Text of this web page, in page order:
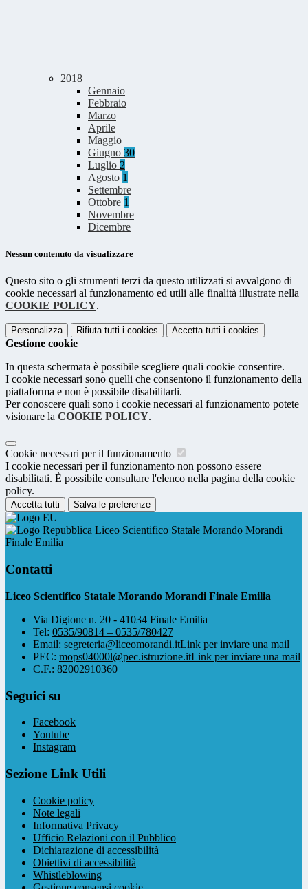
2018
Gennaio
Febbraio
Marzo
Aprile
Maggio
Giugno 30
Luglio 2
Agosto 1
Settembre
Ottobre 1
Novembre
Dicembre
Nessun contenuto da visualizzare
Questo sito o gli strumenti terzi da questo utilizzati si avvalgono di
cookie necessari al funzionamento ed utili alle finalità illustrate nella
COOKIE POLICY.
Personalizza Rifiuta tutti i cookies Accetta tutti i cookies
Gestione cookie
In questa schermata è possibile scegliere quali cookie consentire.
I cookie necessari sono quelli che consentono il funzionamento della
piattaforma e non è possibile disabilitarli.
Per conoscere quali sono i cookie necessari al funzionamento potete
visionare la COOKIE POLICY.
Cookie necessari per il funzionamento
I cookie necessari per il funzionamento non possono essere
disabilitati. È possibile consultare l'elenco nella pagina della cookie
policy.
Accetta tutti Salva le preferenze
Liceo Scientifico Statale Morando Morandi
Finale Emilia
Contatti
Liceo Scientifico Statale Morando Morandi Finale Emilia
Via Digione n. 20 - 41034 Finale Emilia
Tel: 0535/90814 – 0535/780427
Email: segreteria@liceomorandi.itLink per inviare una mail
PEC: mops04000l@pec.istruzione.itLink per inviare una mail
C.F.: 82002910360
Seguici su
Facebook
Youtube
Instagram
Sezione Link Utili
Cookie policy
Note legali
Informativa Privacy
Ufficio Relazioni con il Pubblico
Dichiarazione di accessibilità
Obiettivi di accessibilità
Whistleblowing